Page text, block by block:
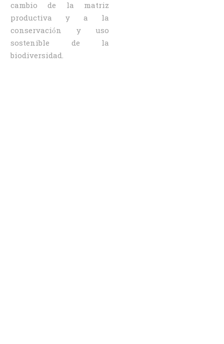
cambio de la matriz
productiva y a la
conservación y uso
sostenible de la
biodiversidad.